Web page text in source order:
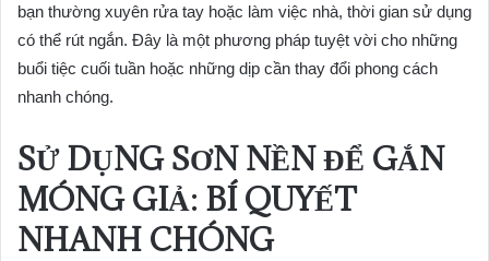
bạn thường xuyên rửa tay hoặc làm việc nhà, thời gian sử dụng
có thể rút ngắn. Đây là một phương pháp tuyệt vời cho những
buổi tiệc cuối tuần hoặc những dịp cần thay đổi phong cách
nhanh chóng.
SỬ DỤNG SƠN NỀN ĐỂ GẮN
MÓNG GIẢ: BÍ QUYẾT
NHANH CHÓNG